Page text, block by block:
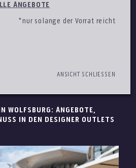
ANGEBOTE
*nur solange der Vorrat reicht
ANSICHT SCHLIESSEN
WOLFSBURG: ANGEBOTE,
IN DEN DESIGNER OUTLETS